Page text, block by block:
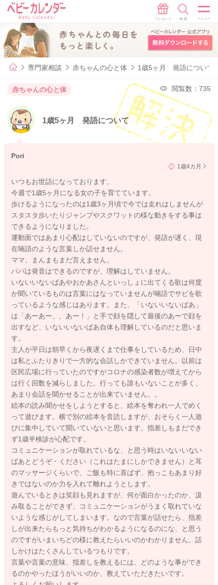
専門家相談 赤ちゃんの心と体 1歳5ヶ月 発語について
赤ちゃんの心と体 閲覧数：735
1歳5ヶ月 発語について
Pori
1歳4カ月
いつもお世話になっております。
今週で1歳5ヶ月になる女の子を育てています。
歩けるようになったのは1歳3ヶ月頃で今では走れはしませんが
スタスタ歩いたりジャンプやスクワットの様な動きをする事は
できるようになりました。
運動面ではあまり心配はしていないのですが、発語が遅く、現
在喃語のような言葉しか話せません。
ママ、まんまもまだ言えません。
パパは発音はできるのですが、理解はしていません。
いないいないばあやおかあさんといっしょに出てくる歌は何度
か聞いているものは言葉にはなっていませんが喃語でサビを歌
っているような感じはあります。また、「いないいないばあ」
は「あーあー、、あー！」と手で顔を隠して最後のあーで顔を
出すなど、いないいないばあ自体も理解しているのだと思いま
す。
主人が平日は朝早くから夜遅くまで仕事をしているため、日中
は私とふたりきりで一方的な会話しかできていません。以前は
区民広場に行っていたのですがコロナの感染者数が増えてから
は行く回数を減らしました。行っても誰もいないことが多く、
あまり会話を聞かせることが出来ていません。。
絵本の読み聞かせをしようとすると、絵本を奪われ一人でめく
って遊びます。横で別の絵本を音読しますが、おそらく一人遊
びに集中していて聞いていないと思います。指差しもまだでき
ず1歳半検診が心配です。
コミュニケーションが取れているな、と思う時はいないいない
ばあとどうぞ・ください（これはたまにしかできません）と耳
のマッサージくらいで、ご飯も特に喜ばず、抱っこもあまり好
きではないのか力を入れて離れようとします。
遊んでいるときは笑顔も見れますが、何が面白かったのか、汲
み取ることができず、コミュニケーションがうまく取れていな
いような感じがしてしまいます。なので言葉が話せたら、指差
しが出来たらもっと気持ちがわかるようになるのにな、と思う
のですがいまいちどの様に教えたらいいのかわかりません。話
しかけはたくさんしているつもりです。
言葉や言葉の意味、指差しを教えるには、どのような事ができ
るのかやったほうがいいのか、教えていただきたいです。